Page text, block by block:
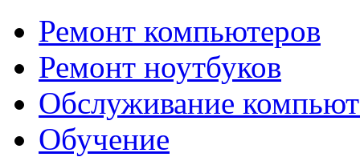
Ремонт компьютеров
Ремонт ноутбуков
Обслуживание
Обучение